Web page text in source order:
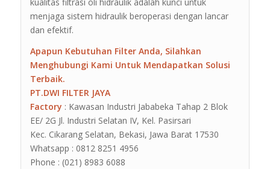
kualitas filtrasi oli hidraulik adalah kunci untuk
menjaga sistem hidraulik beroperasi dengan lancar
dan efektif.
Apapun Kebutuhan Filter Anda, Silahkan
Menghubungi Kami Untuk Mendapatkan Solusi
Terbaik.
PT.DWI FILTER JAYA
Factory : Kawasan Industri Jababeka Tahap 2 Blok
EE/ 2G Jl. Industri Selatan IV, Kel. Pasirsari
Kec. Cikarang Selatan, Bekasi, Jawa Barat 17530
Whatsapp : 0812 8251 4956
Phone : (021) 8983 6088